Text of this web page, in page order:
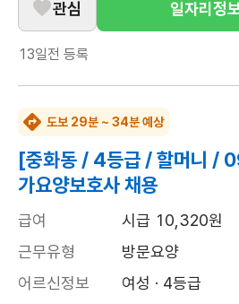
관심 일자리정
13일전 등록
도보 29분 ~ 34분 예상
[중화동 / 4등급 / 할머니
가요양보호사 채용
급여
시급 10,320원
근무유형
방문요양
어르신정보
여성 · 4등급